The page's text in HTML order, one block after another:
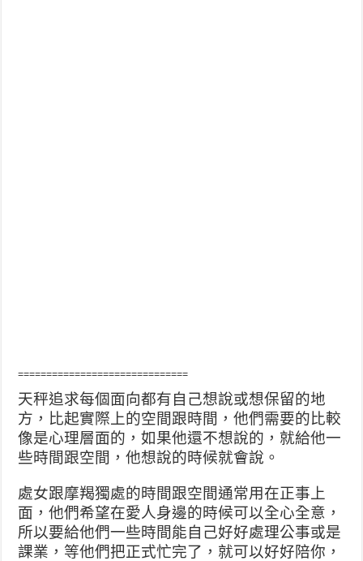
==============================
天秤追求每個面向都有自己想說或想保留的地
方，比起實際上的空間跟時間，他們需要的比較
像是心理層面的，如果他還不想說的，就給他一
些時間跟空間，他想說的時候就會說。
處女跟摩羯獨處的時間跟空間通常用在正事上
面，他們希望在愛人身邊的時候可以全心全意，
所以要給他們一些時間能自己好好處理公事或是
課業，等他們把正式忙完了，就可以好好陪你，